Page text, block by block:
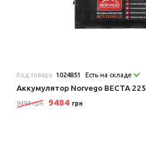
Код товара: 1024851 Есть на складе
Аккумулятор Norvego ВЕСТА
9494 грн 9484 грн